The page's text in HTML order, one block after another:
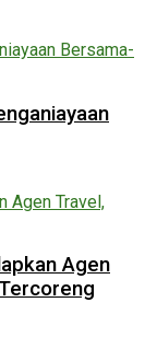
Agen